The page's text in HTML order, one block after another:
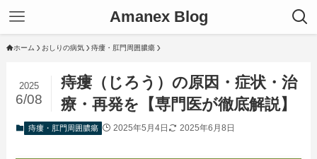
Amanex Blog
ホーム おしりの病気 痔瘻・肛門周囲膿瘍
痔瘻（じろう）の原因・症状・治
療・再発を【専門医が徹底解説】
2025
6/08
痔瘻・肛門周囲膿瘍 2025年5月4日 2025年6月8日